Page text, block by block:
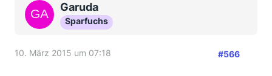
Garuda
Sparfuchs
10. März 2015 um 07:18 #566